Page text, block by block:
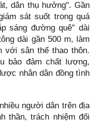
dân thụ hưởng". Gần
sát suốt trong quá
sáng đường quê” dài
dài gần 500 m, làm
với sân thể thao thôn.
bảo đảm chất lượng,
nhân dân đồng tình
người dân trên địa
thần, trách nhiệm đối